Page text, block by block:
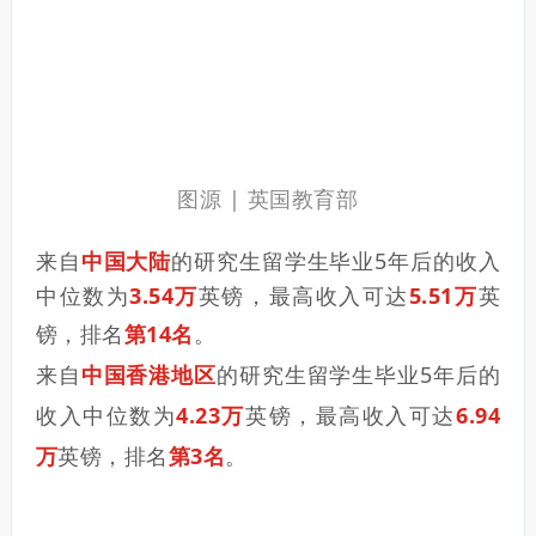
图源 | 英国教育部
来自 中国大陆的研究生留学生毕业5年后的收入
中位数为3.54万英镑，最高收入可达5.51万英
镑，排名第14名 。
来自 中国香港地区的研究生留学生毕业5年后的
收入中位数为4.23万英镑，最高收入可达6.94
万英镑，排名第3名。